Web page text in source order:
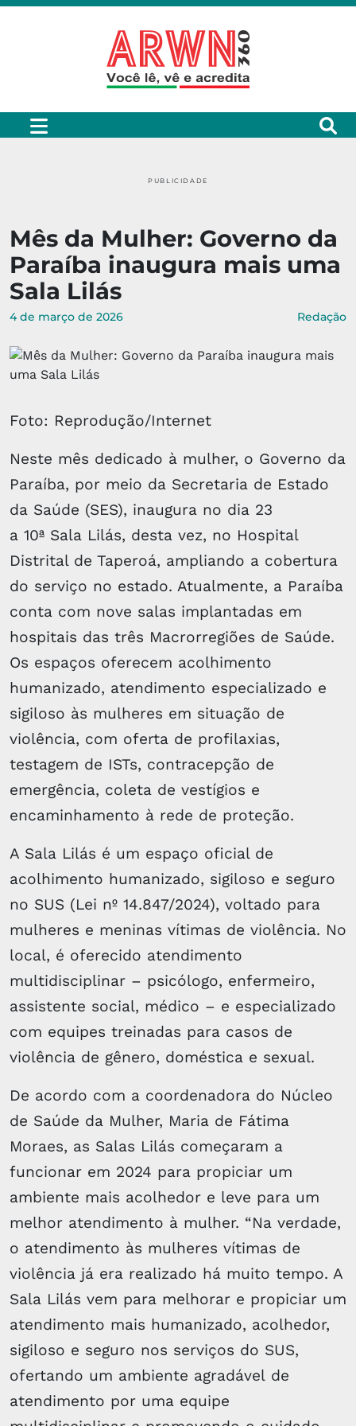
PUBLICIDADE
Mês da Mulher: Governo da
Paraíba inaugura mais uma
Sala Lilás
4 de março de 2026 Redação
Foto: Reprodução/Internet
Neste mês dedicado à mulher, o Governo da
Paraíba, por meio da Secretaria de Estado
da Saúde (SES), inaugura no dia 23
a 10ª Sala Lilás, desta vez, no Hospital
Distrital de Taperoá, ampliando a cobertura
do serviço no estado. Atualmente, a Paraíba
conta com nove salas implantadas em
hospitais das três Macrorregiões de Saúde.
Os espaços oferecem acolhimento
humanizado, atendimento especializado e
sigiloso às mulheres em situação de
violência, com oferta de profilaxias,
testagem de ISTs, contracepção de
emergência, coleta de vestígios e
encaminhamento à rede de proteção.
A Sala Lilás é um espaço oficial de
acolhimento humanizado, sigiloso e seguro
no SUS (Lei nº 14.847/2024), voltado para
mulheres e meninas vítimas de violência. No
local, é oferecido atendimento
multidisciplinar – psicólogo, enfermeiro,
assistente social, médico – e especializado
com equipes treinadas para casos de
violência de gênero, doméstica e sexual.
De acordo com a coordenadora do Núcleo
de Saúde da Mulher, Maria de Fátima
Moraes, as Salas Lilás começaram a
funcionar em 2024 para propiciar um
ambiente mais acolhedor e leve para um
melhor atendimento à mulher. “Na verdade,
o atendimento às mulheres vítimas de
violência já era realizado há muito tempo. A
Sala Lilás vem para melhorar e propiciar um
atendimento mais humanizado, acolhedor,
sigiloso e seguro nos serviços do SUS,
ofertando um ambiente agradável de
atendimento por uma equipe